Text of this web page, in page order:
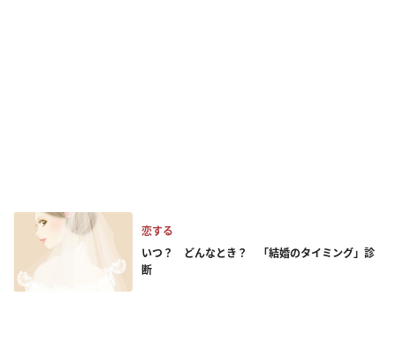
恋する
いつ？ どんなとき？ 「結婚のタイミング」診
断